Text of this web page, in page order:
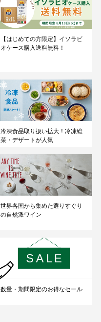
【はじめての方限定】イソラビ
オケース購入送料無料！
冷凍食品取り扱い拡大！冷凍総
菜・デザートが人気
世界各国から集めた選りすぐり
の自然派ワイン
数量・期間限定のお得なセール